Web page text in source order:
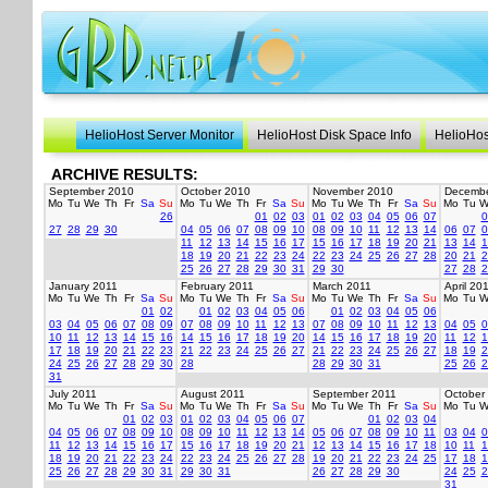
HelioHost Server Monitor HelioHost Disk Space Info
ARCHIVE RESULTS:
September 2010
Mo Tu We Th Fr Sa Su
26
27 28 29 30
October 2010
Mo Tu We Th Fr Sa Su
01
02 03
04 05 06 07 08 09
10
11
12 13 14 15 16
17
18
19 20 21 22 23 24
25 26 27 28 29 30 31
November 2010
Mo Tu We Th Fr Sa Su
01
02 03 04 05 06 07
08 09 10 11 12 13
14
15 16 17 18 19 20 21
22 23 24 25 26 27 28
29 30
Mo Tu
06 07
13
14
20 21
27 28
January 2011
Mo Tu We Th Fr Sa Su
01
02
03 04 05 06 07 08 09
10 11 12 13 14 15 16
17
18 19 20 21 22 23
24 25 26 27 28 29 30
31
February 2011
Mo Tu We Th Fr Sa Su
01
02 03 04 05 06
07 08 09 10 11 12
13
14 15 16 17 18 19 20
21
22 23 24 25 26 27
28
March 2011
Mo Tu We Th Fr Sa Su
01
02 03 04 05 06
07 08 09 10 11 12
13
14 15 16 17 18 19 20
21
22 23 24 25 26 27
28 29 30 31
April
Mo Tu
04 05
11
12
18
19
25 26
July 2011
Mo Tu We Th Fr Sa Su
01
02 03
04 05 06 07 08 09
10
11
12 13 14 15 16
17
18
19 20 21 22 23 24
25 26 27 28 29 30 31
August 2011
Mo Tu We Th Fr Sa Su
01
02 03 04 05 06 07
08 09 10 11 12 13
14
15 16 17 18 19 20 21
22 23 24 25 26 27 28
29 30 31
September 2011
Mo Tu We Th Fr Sa Su
01
02 03 04
05 06 07 08 09 10 11
12
13 14 15 16 17
18
19 20 21 22 23 24 25
26 27 28 29 30
October
Mo Tu
03 04
10 11
17
18
24 25
31